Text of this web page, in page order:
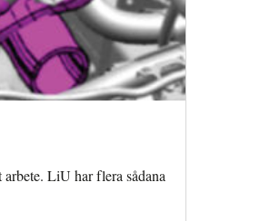
LiU har flera sådana